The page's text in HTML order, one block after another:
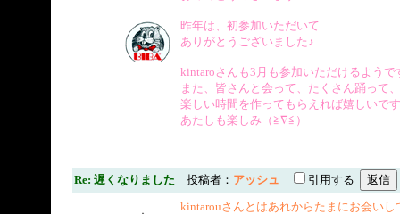
昨年は、初参加いただいて
ありがとうございました♪
kintaroさんも3月も参加いただけるようで
また、皆さんと会って、たくさん踊って、
楽しい時間を作ってもらえれば嬉しいで
あたしも楽しみ（≧∇≦）
Re: 遅くなりました 投稿者： アッシュ
引用する
kintarouさんとはあれからたまにお会い